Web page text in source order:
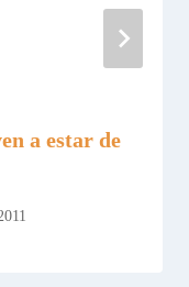
a estar de